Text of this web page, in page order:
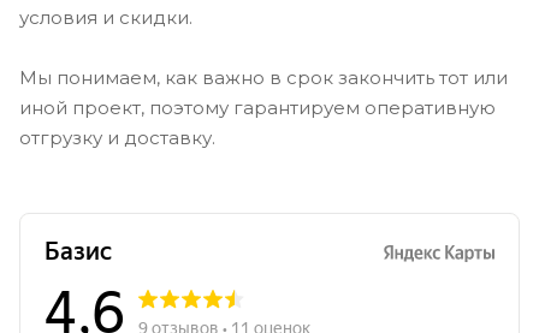
условия и скидки.
Мы понимаем, как важно в срок закончить тот или
иной проект, поэтому гарантируем оперативную
отгрузку и доставку.